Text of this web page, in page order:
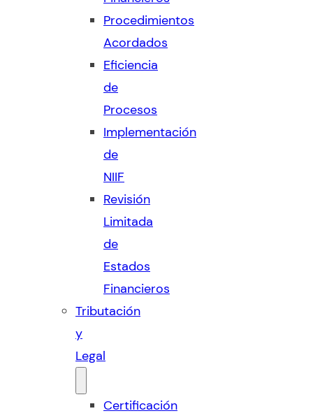
Procedimientos
Acordados
Eficiencia
de
Procesos
Implementación
de
NIIF
Revisión
Limitada
de
Estados
Financieros
Tributación
y
Legal
Certificación